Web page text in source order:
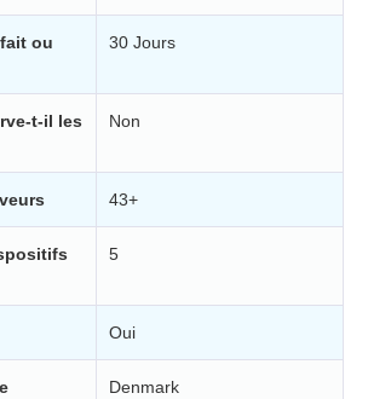
ou
30 Jours
t-il les
Non
43+
5
Oui
Denmark